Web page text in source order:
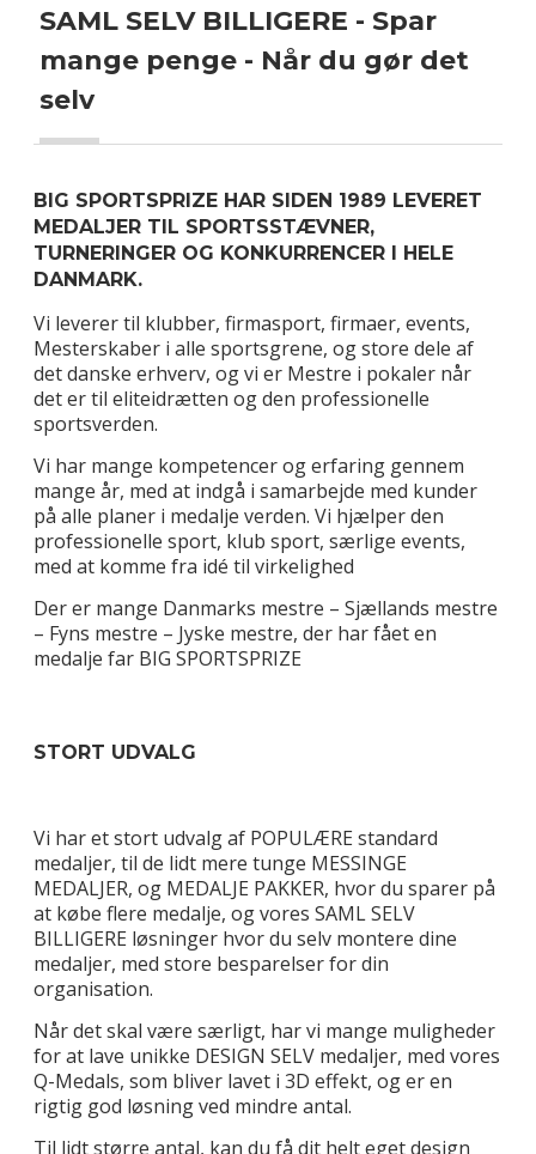
SAML SELV BILLIGERE - Spar
mange penge - Når du gør det
selv
BIG SPORTSPRIZE HAR SIDEN 1989 LEVERET
MEDALJER TIL SPORTSSTÆVNER,
TURNERINGER OG KONKURRENCER I HELE
DANMARK.
Vi leverer til klubber, firmasport, firmaer, events,
Mesterskaber i alle sportsgrene, og store dele af
det danske erhverv, og vi er Mestre i pokaler når
det er til eliteidrætten og den professionelle
sportsverden.
Vi har mange kompetencer og erfaring gennem
mange år, med at indgå i samarbejde med kunder
på alle planer i medalje verden. Vi hjælper den
professionelle sport, klub sport, særlige events,
med at komme fra idé til virkelighed
Der er mange Danmarks mestre – Sjællands mestre
– Fyns mestre – Jyske mestre, der har fået en
medalje far BIG SPORTSPRIZE
STORT UDVALG
Vi har et stort udvalg af POPULÆRE standard
medaljer, til de lidt mere tunge MESSINGE
MEDALJER, og MEDALJE PAKKER, hvor du sparer på
at købe flere medalje, og vores SAML SELV
BILLIGERE løsninger hvor du selv montere dine
medaljer, med store besparelser for din
organisation.
Når det skal være særligt, har vi mange muligheder
for at lave unikke DESIGN SELV medaljer, med vores
Q-Medals, som bliver lavet i 3D effekt, og er en
rigtig god løsning ved mindre antal.
Til lidt større antal, kan du få dit helt eget design